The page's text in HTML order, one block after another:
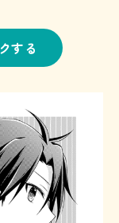
する